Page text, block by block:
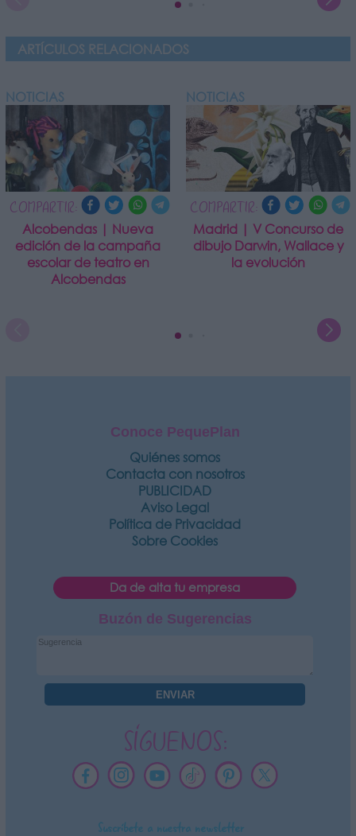
ARTÍCULOS RELACIONADOS
NOTICIAS
COMPARTIR:
Alcobendas | Nueva
edición de la campaña
escolar de teatro en
Alcobendas
NOTICIAS
COMPARTIR:
Madrid | V Concurso de
dibujo Darwin, Wallace y
la evolución
Conoce PequePlan
Quiénes somos
Contacta con nosotros
PUBLICIDAD
Aviso Legal
Política de Privacidad
Sobre Cookies
Da de alta tu empresa
Buzón de Sugerencias
SÍGUENOS:
Suscríbete a nuestra newsletter